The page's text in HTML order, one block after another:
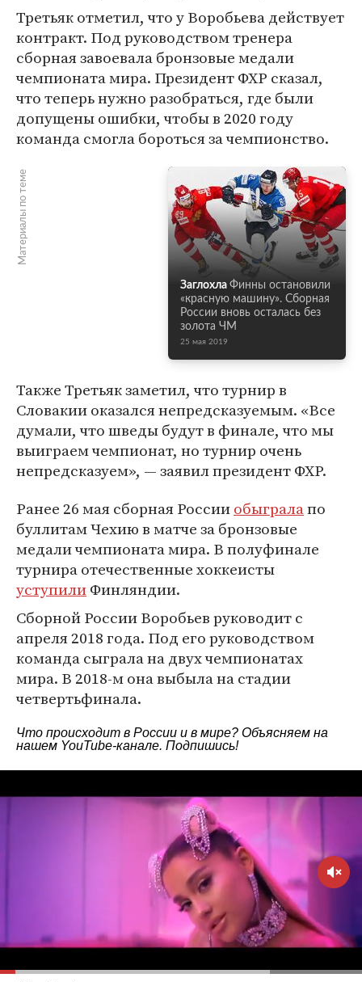
Третьяк отметил, что у Воробьева действует
контракт. Под руководством тренера
сборная завоевала бронзовые медали
чемпионата мира. Президент ФХР сказал,
что теперь нужно разобраться, где были
допущены ошибки, чтобы в 2020 году
команда смогла бороться за чемпионство.
Материалы по теме
Заглохла Финны остановили
«красную машину». Сборная
России вновь осталась без
золота ЧМ
25 мая 2019
Также Третьяк заметил, что турнир в
Словакии оказался непредсказуемым. «Все
думали, что шведы будут в финале, что мы
выиграем чемпионат, но турнир очень
непредсказуем», — заявил президент ФХР.
Ранее 26 мая сборная Россииобыгралапо
буллитам Чехию в матче за бронзовые
медали чемпионата мира. В полуфинале
турнира отечественные хоккеисты
уступилиФинляндии.
Сборной России Воробьев руководит с
апреля 2018 года. Под его руководством
команда сыграла на двух чемпионатах
мира. В 2018-м она выбыла на стадии
четвертьфинала.
Что происходит в России и в мире? Объясняем на
нашем YouTube-канале. Подпишись!